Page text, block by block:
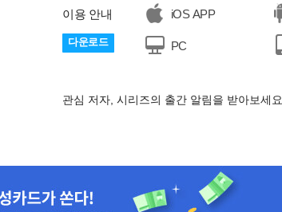
이용 안내
다운로드
iOS APP
PC
관심 저자, 시리즈의 출간 알림을 받아보세요